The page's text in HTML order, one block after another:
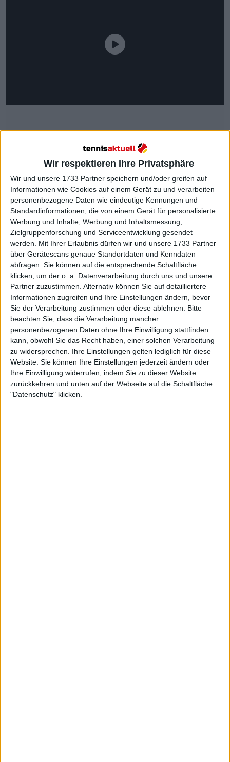
Wir respektieren Ihre Privatsphäre
Wir und unsere 1733 Partner speichern und/oder greifen auf
Informationen wie Cookies auf einem Gerät zu und verarbeiten
personenbezogene Daten wie eindeutige Kennungen und
Standardinformationen, die von einem Gerät für personalisierte
Werbung und Inhalte, Werbung und Inhaltsmessung,
Zielgruppenforschung und Serviceentwicklung gesendet
werden.
Mit Ihrer Erlaubnis dürfen wir und unsere 1733 Partner
über Gerätescans genaue Standortdaten und Kenndaten
abfragen. Sie können auf die entsprechende Schaltfläche
klicken, um der o. a. Datenverarbeitung durch uns und unsere
Partner zuzustimmen. Alternativ können Sie auf detailliertere
Informationen zugreifen und Ihre Einstellungen ändern, bevor
Sie der Verarbeitung zustimmen oder diese ablehnen.
Bitte
beachten Sie, dass die Verarbeitung mancher
personenbezogenen Daten ohne Ihre Einwilligung stattfinden
kann, obwohl Sie das Recht haben, einer solchen Verarbeitung
zu widersprechen. Ihre Einstellungen gelten lediglich für diese
Website. Sie können Ihre Einstellungen jederzeit ändern oder
Ihre Einwilligung widerrufen, indem Sie zu dieser Website
zurückkehren und unten auf der Webseite auf die Schaltfläche
"Datenschutz" klicken.
Ben Shelton: Der aufstrebende
Amerikaner auf europäischem
Sand
Ben Shelton sorgt für Aufsehen in einer
Saisonphase, die amerikanischen Spielern historisch
gesehen oft nicht wohlgesonnen ist. Nach einem
langsamen Start ins Jahr 2025, einschließlich einer
enttäuschenden Erstrundenniederlage in Miami
und einer Pleite gegen Alejandro Davidovich Fokina
in Monte Carlo, hat Shelton sich beeindruckend
zurückgemeldet.
Der 22-Jährige erreichte das Finale in München –
sein erstes auf Sand – und besiegte dabei den
bekannten Sandplatzspezialisten Francisco
Cerúndolo. Zwar scheiterte er im Finale an Zverev,